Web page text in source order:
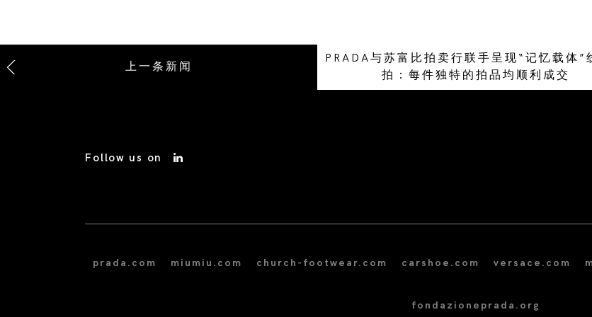
上一条新闻
PRADA与苏富比拍卖行联手呈现“记忆载体”
拍：每件独特的拍品均顺利成交
Follow us on
prada.com miumiu.com church-footwear.com carshoe.com versace.com
fondazioneprada.org